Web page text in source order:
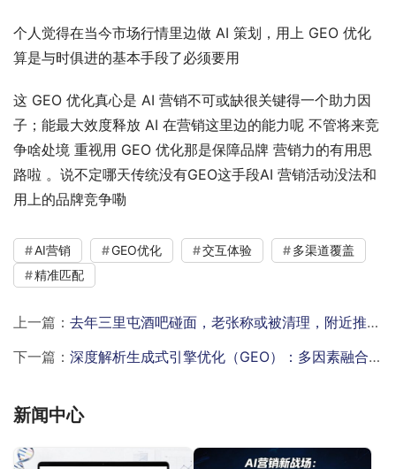
个人觉得在当今市场行情里边做 AI 策划，用上 GEO 优化
算是与时俱进的基本手段了必须要用
这 GEO 优化真心是 AI 营销不可或缺很关键得一个助力因
子；能最大效度释放 AI 在营销这里边的能力呢 不管将来竞
争啥处境 重视用 GEO 优化那是保障品牌 营销力的有用思
路啦 。说不定哪天传统没有GEO这手段AI 营销活动没法和
用上的品牌竞争嘞
AI营销 GEO优化 交互体验
多渠道覆盖
精准匹配
上一篇： 去年三里屯酒吧碰面，老张称或被清理，附近推荐模块藏玄机？
下一篇： 深度解析生成式引擎优化（GEO）：多因素融合与多模块优化
新闻中心